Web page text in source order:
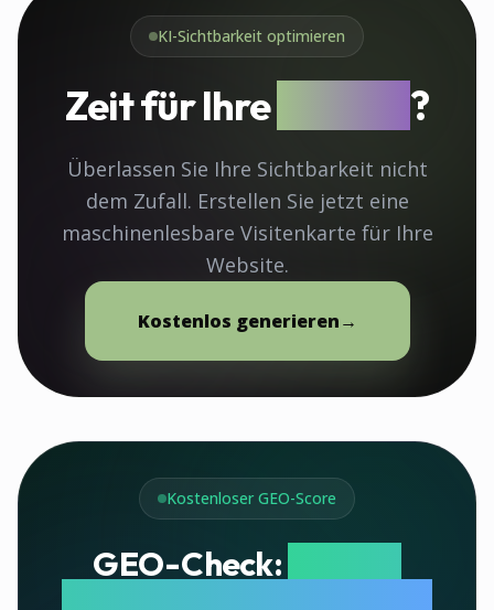
KI-Sichtbarkeit optimieren
Zeit für Ihre ?
Überlassen Sie Ihre Sichtbarkeit nicht
dem Zufall. Erstellen Sie jetzt eine
maschinenlesbare Visitenkarte für Ihre
Website.
Kostenlos generieren→
Kostenloser GEO-Score
GEO-Check: